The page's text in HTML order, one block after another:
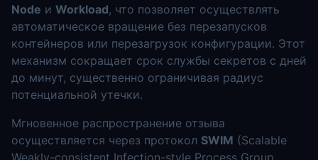
Node и Workload, что позволяет осуществлять
автоматическое вращение без перезапусков
контейнеров или перезагрузок конфигурации. Этот
механизм сокращает срок службы секретов с дней
до минут, существенно ограничивая радиус
потенциальной утечки.
Мгновенное распространение отзыва
осуществляется через протокол SWIM (Scalable
Weakly-consistent Infection-style Process Group